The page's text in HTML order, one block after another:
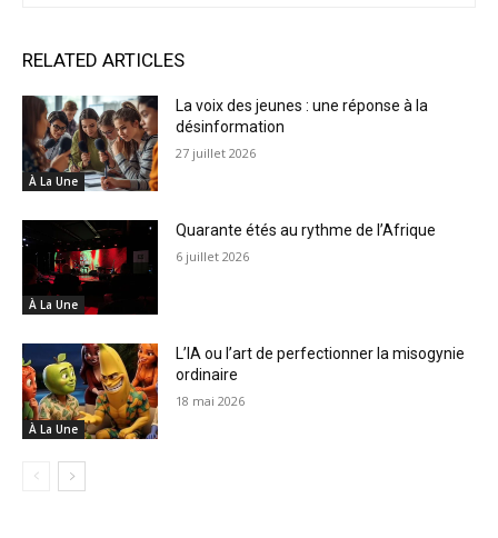
RELATED ARTICLES
À La Une
La voix des jeunes : une réponse à la
désinformation
27 juillet 2026
À La Une
Quarante étés au rythme de l’Afrique
6 juillet 2026
À La Une
L’IA ou l’art de perfectionner la misogynie
ordinaire
18 mai 2026